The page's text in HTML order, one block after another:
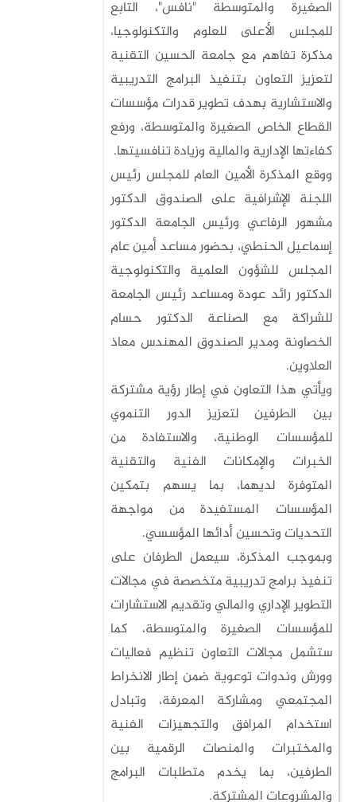
الصغيرة والمتوسطة "نافس"، التابع
للمجلس الأعلى للعلوم والتكنولوجيا،
مذكرة تفاهم مع جامعة الحسين التقنية
لتعزيز التعاون بتنفيذ البرامج التدريبية
والاستشارية بهدف تطوير قدرات مؤسسات
القطاع الخاص الصغيرة والمتوسطة، ورفع
كفاءتها الإدارية والمالية وزيادة تنافسيتها.
ووقع المذكرة الأمين العام للمجلس رئيس
اللجنة الإشرافية على الصندوق الدكتور
مشهور الرفاعي ورئيس الجامعة الدكتور
إسماعيل الحنطي، بحضور مساعد أمين عام
المجلس للشؤون العلمية والتكنولوجية
الدكتور رائد عودة ومساعد رئيس الجامعة
للشراكة مع الصناعة الدكتور حسام
الخصاونة ومدير الصندوق المهندس معاذ
العلاوين.
ويأتي هذا التعاون في إطار رؤية مشتركة
بين الطرفين لتعزيز الدور التنموي
للمؤسسات الوطنية، والاستفادة من
الخبرات والإمكانات الفنية والتقنية
المتوفرة لديهما، بما يسهم بتمكين
المؤسسات المستفيدة من مواجهة
التحديات وتحسين أدائها المؤسسي.
وبموجب المذكرة، سيعمل الطرفان على
تنفيذ برامج تدريبية متخصصة في مجالات
التطوير الإداري والمالي وتقديم الاستشارات
للمؤسسات الصغيرة والمتوسطة، كما
ستشمل مجالات التعاون تنظيم فعاليات
وورش وندوات توعوية ضمن إطار الانخراط
المجتمعي ومشاركة المعرفة، وتبادل
استخدام المرافق والتجهيزات الفنية
والمختبرات والمنصات الرقمية بين
الطرفين، بما يخدم متطلبات البرامج
والمشروعات المشتركة.